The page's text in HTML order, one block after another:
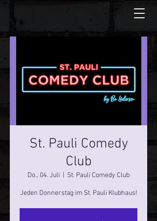
St. Pauli Comedy
Club
Do., 04. Juli St. Pauli Comedy Club
Jeden Donnerstag im St. Pauli Klubhaus!